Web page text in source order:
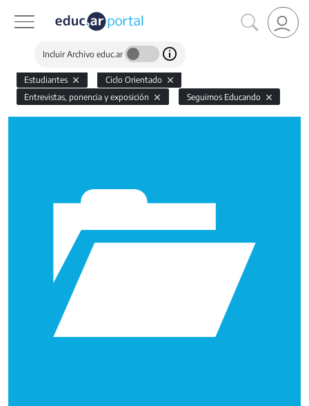
Incluir Archivo educ.ar
Estudiantes
Ciclo Orientado
Entrevistas, ponencia y exposición
Seguimos Educando